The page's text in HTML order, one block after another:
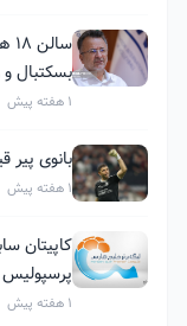
بسکتبال و
1 هفته پیش
بانوی پیر
1 هفته پیش
کاپیتان
1 هفته پیش